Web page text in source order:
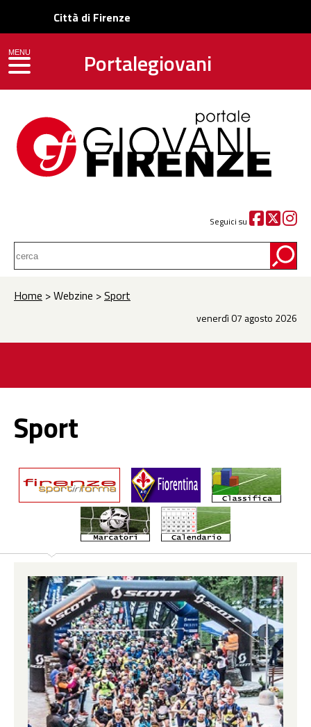
Città di Firenze
Portalegiovani
Seguici su
MENU
toggle navigation
Home > Webzine >Sport
venerdì 07 agosto 2026
Sport